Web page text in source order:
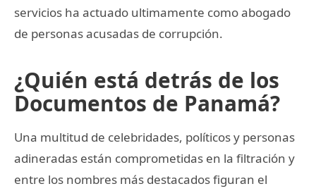
servicios ha actuado ultimamente como abogado
de personas acusadas de corrupción.
¿Quién está detrás de los
Documentos de Panamá?
Una multitud de celebridades, políticos y personas
adineradas están comprometidas en la filtración y
entre los nombres más destacados figuran el